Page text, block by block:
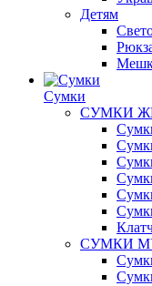
Детям
Сумки
СУМКИ
СУМКИ